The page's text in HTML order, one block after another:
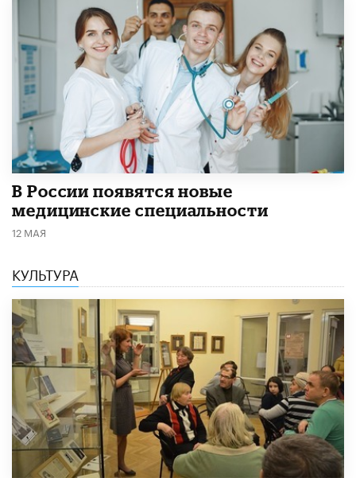
В России появятся новые
медицинские специальности
12 МАЯ
КУЛЬТУРА